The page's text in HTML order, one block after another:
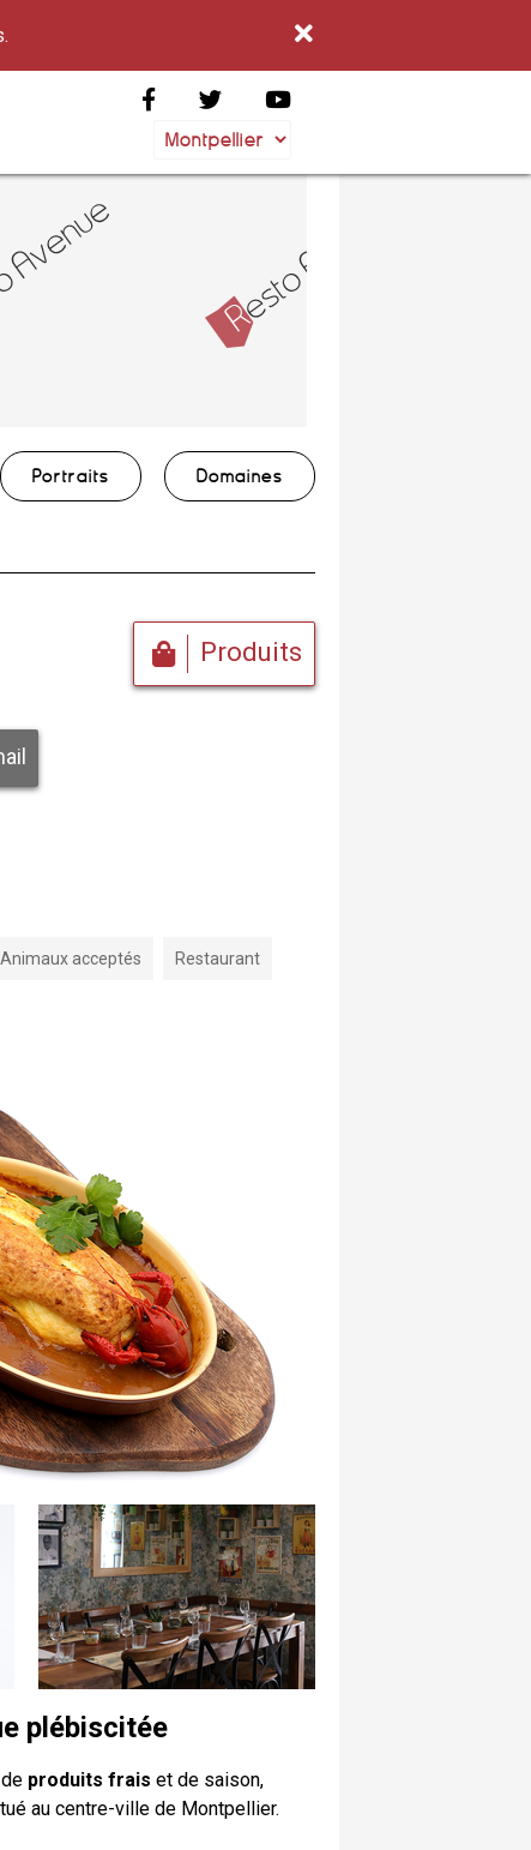
Portraits Domaines
Produits
Animaux acceptés Restaurant
plébiscitée
produits frais et de saison,
au centre-ville de Montpellier.